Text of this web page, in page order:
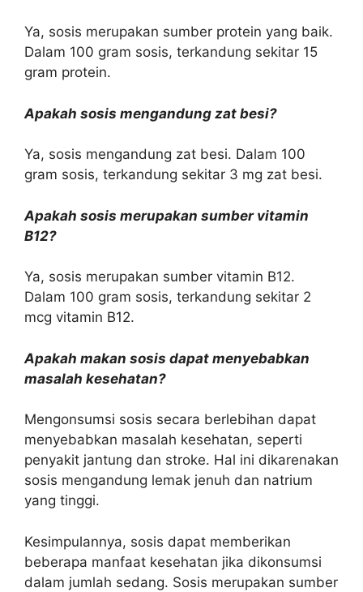
Ya, sosis merupakan sumber protein yang baik.
Dalam 100 gram sosis, terkandung sekitar 15
gram protein.
Apakah sosis mengandung zat besi?
Ya, sosis mengandung zat besi. Dalam 100
gram sosis, terkandung sekitar 3 mg zat besi.
Apakah sosis merupakan sumber vitamin
B12?
Ya, sosis merupakan sumber vitamin B12.
Dalam 100 gram sosis, terkandung sekitar 2
mcg vitamin B12.
Apakah makan sosis dapat menyebabkan
masalah kesehatan?
Mengonsumsi sosis secara berlebihan dapat
menyebabkan masalah kesehatan, seperti
penyakit jantung dan stroke. Hal ini dikarenakan
sosis mengandung lemak jenuh dan natrium
yang tinggi.
Kesimpulannya, sosis dapat memberikan
beberapa manfaat kesehatan jika dikonsumsi
dalam jumlah sedang. Sosis merupakan sumber